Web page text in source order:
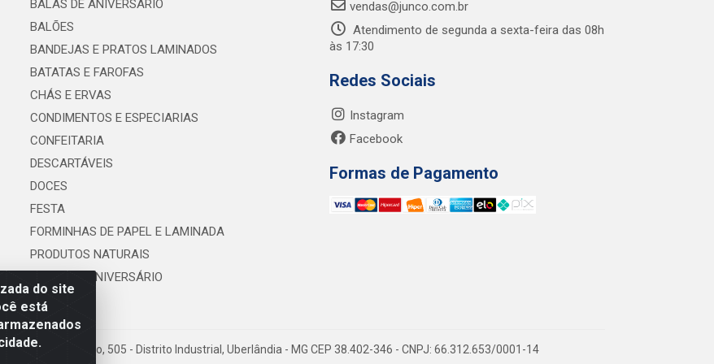
do site
está
BALAS DE ANIVERSÁRIO
BALÕES
BANDEJAS E PRATOS LAMINADOS
BATATAS E FAROFAS
CHÁS E ERVAS
CONDIMENTOS E ESPECIARIAS
CONFEITARIA
DESCARTÁVEIS
DOCES
FESTA
FORMINHAS DE PAPEL E LAMINADA
PRODUTOS NATURAIS
VELAS DE ANIVERSÁRIO
vendas@junco.com.br
Atendimento de segunda a sexta-feira das 08h
às 17:30
Redes Sociais
Instagram
Facebook
Formas de Pagamento
Anterino Mariano, 505 - Distrito Industrial, Uberlândia - MG CEP 38.402-346 - CNPJ: 66.312.653/0001-14